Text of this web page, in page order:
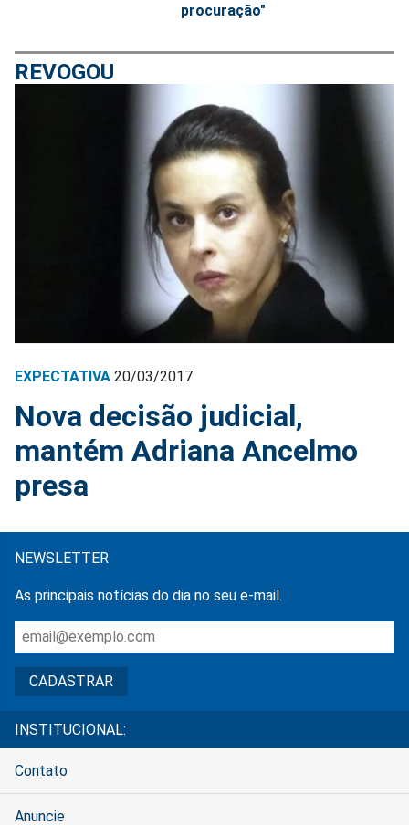
procuração"
REVOGOU
EXPECTATIVA 20/03/2017
Nova decisão judicial,
mantém Adriana Ancelmo
presa
NEWSLETTER
As principais notícias do dia no seu e-mail.
INSTITUCIONAL:
Contato
Anuncie